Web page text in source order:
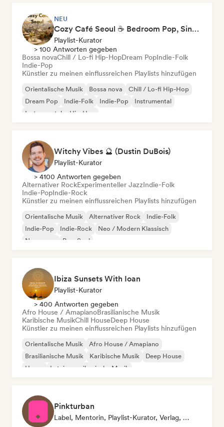
NEU
Cozy Café Seoul ☕ Bedroom Pop, Singer-Songwriter & Dream Pop
Playlist-Kurator
> 100 Antworten gegeben
Bossa novaChill / Lo-fi Hip-HopDream PopIndie-Folk
Indie-Pop
Künstler zu meinen einflussreichen Playlists hinzufügen
Orientalische Musik Bossa nova
Chill / Lo-fi Hip-Hop
Dream Pop
Indie-Folk Indie-Pop
Instrumental
Instrumentaler Hip-Hop
Witchy Vibes 🔮 (Dustin DuBois)
Playlist-Kurator
> 4100 Antworten gegeben
Alternativer RockExperimenteller JazzIndie-Folk
Indie-PopIndie-Rock
Künstler zu meinen einflussreichen Playlists hinzufügen
Orientalische Musik Alternativer Rock
Indie-Folk
Indie-Pop
Indie-Rock
Neo / Modern Klassisch
New wave
Pop-Soul
Ibiza Sunsets With Ioan
Playlist-Kurator
> 400 Antworten gegeben
Afro House / AmapianoBrasilianische Musik
Karibische MusikChill HouseDeep House
Künstler zu meinen einflussreichen Playlists hinzufügen
Orientalische Musik
Afro House / Amapiano
Brasilianische Musik
Karibische Musik
Deep House
House
Lateinamerikanische Musik
Pinkturban
Label, Mentorin, Playlist-Kurator, Verlag, Sync Supervisor